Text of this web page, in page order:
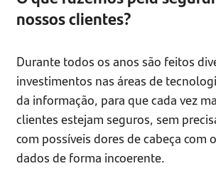
nossos clientes?
Durante todos os anos são feitos
investimentos nas áreas de
da informação, para que cada vez
clientes estejam seguros, sem
com possíveis dores de cabeça com
dados de forma incoerente.